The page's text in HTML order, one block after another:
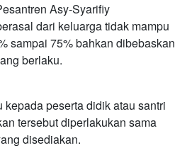
Asy-Syarifiy
dari keluarga tidak mampu
sampai 75% bahkan dibebaskan
berlaku.
peserta didik atau santri
tersebut diperlakukan sama
disediakan.